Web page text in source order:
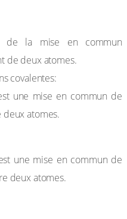
de la mise en commun
de deux atomes.
covalentes:
une mise en commun de
atomes.
une mise en commun de
deux atomes.